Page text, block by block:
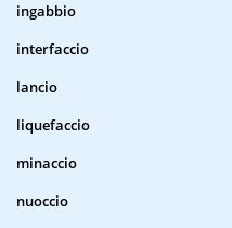
ingabbio
interfaccio
lancio
liquefaccio
minaccio
nuoccio